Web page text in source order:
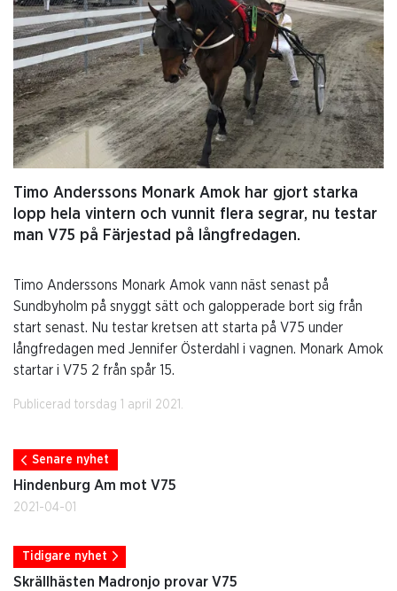
Timo Anderssons Monark Amok har gjort starka
lopp hela vintern och vunnit flera segrar, nu testar
man V75 på Färjestad på långfredagen.
Timo Anderssons Monark Amok vann näst senast på
Sundbyholm på snyggt sätt och galopperade bort sig från
start senast. Nu testar kretsen att starta på V75 under
långfredagen med Jennifer Österdahl i vagnen. Monark Amok
startar i V75 2 från spår 15.
Publicerad torsdag 1 april 2021.
Senare nyhet
Hindenburg Am mot V75
2021-04-01
Tidigare nyhet
Skrällhästen Madronjo provar V75